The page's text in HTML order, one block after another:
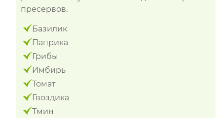
пресервов.
Базилик
Паприка
Грибы
Имбирь
Томат
Гвоздика
Тмин